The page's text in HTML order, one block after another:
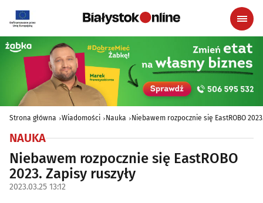
Strona główna Wiadomości Nauka Niebawem rozpocznie się EastROBO
NAUKA
Niebawem rozpocznie się EastROBO
2023. Zapisy ruszyły
2023.03.25 13:12